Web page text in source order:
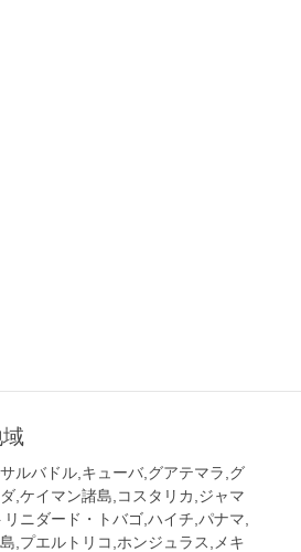
ルバドル,キューバ,グアテマラ,グ
,ケイマン諸島,コスタリカ,ジャマ
ニダード・トバゴ,ハイチ,パナマ,
,プエルトリコ,ホンジュラス,メキ